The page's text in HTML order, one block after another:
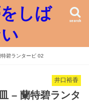
しば
search
碧ランタービ 02
井口裕香
– 蘭特碧ランタ